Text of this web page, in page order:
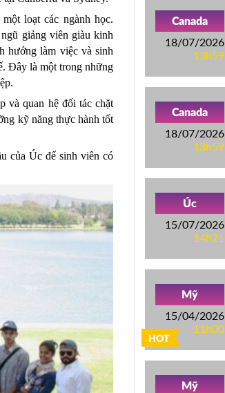
loạt các ngành học.
giảng viên giàu kinh
hướng làm việc và sinh
Đây là một trong những
và quan hệ đối tác chặt
kỹ năng thực hành tốt
của Úc để sinh viên có
Canada
18/07/2026
13h59
Canada
18/07/2026
13h59
Úc
15/07/2026
14h21
HOT
Mỹ
15/04/2026
11h00
Mỹ